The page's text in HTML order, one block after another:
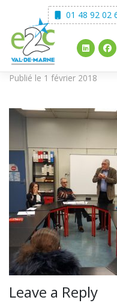
content
01 48 92 02
Publié le 1 février 2018
Leave a Reply